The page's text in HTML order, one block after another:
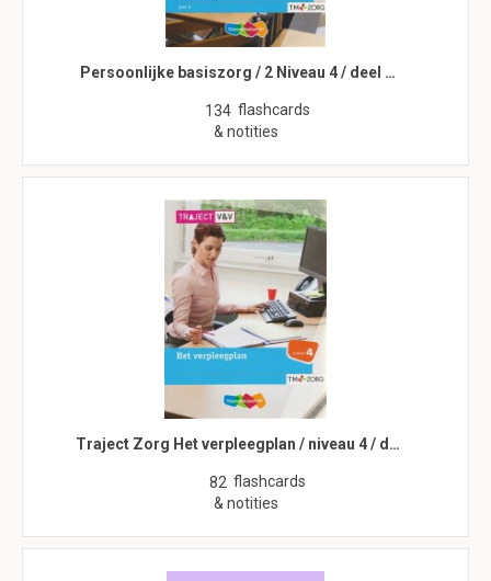
Persoonlijke basiszorg / 2 Niveau 4 / deel …
134 flashcards
& notities
Traject Zorg Het verpleegplan / niveau 4 / d…
82 flashcards
& notities